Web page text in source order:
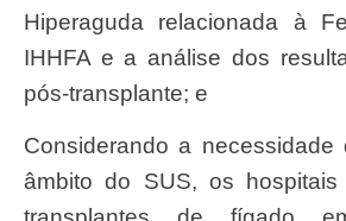
Hiperaguda relacionada à
IHHFA e a análise dos
pós-transplante; e
Considerando a necessidade de ressarcir, no
âmbito do SUS, os hospitais